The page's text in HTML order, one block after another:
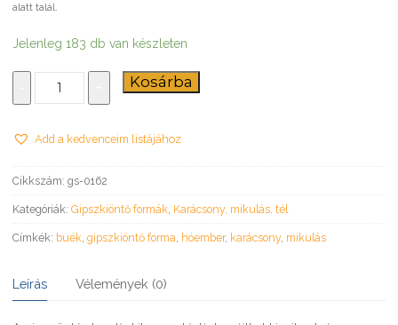
alatt talál.
Jelenleg 183 db van készleten
Hóember
forma
Kosárba
Add a kedvenceim listájához
Cikkszám: gs-0162
Kategóriák: Gipszkiöntő formák, Karácsony, mikulás, tél
Címkék: buék, gipszkiöntő forma, hóember, karácsony, mikulás
Leírás Vélemények (0)